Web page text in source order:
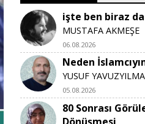
işte ben biraz
MUSTAFA AKMEŞE
06.08.2026
Neden
YUSUF
05.08.2026
80 Sonrası